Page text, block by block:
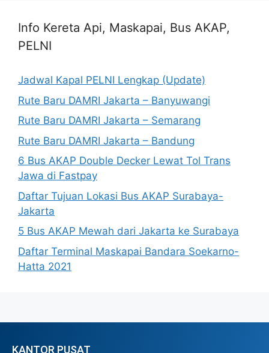
Info Kereta Api, Maskapai, Bus AKAP,
PELNI
Jadwal Kapal PELNI Lengkap (Update)
Rute Baru DAMRI Jakarta – Banyuwangi
Rute Baru DAMRI Jakarta – Semarang
Rute Baru DAMRI Jakarta – Bandung
6 Bus AKAP Double Decker Lewat Tol Trans
Jawa di Fastpay
Daftar Tujuan Lokasi Bus AKAP Surabaya-
Jakarta
5 Bus AKAP Mewah dari Jakarta ke Surabaya
Daftar Terminal Maskapai Bandara Soekarno-
Hatta 2021
KANTOR PUSAT